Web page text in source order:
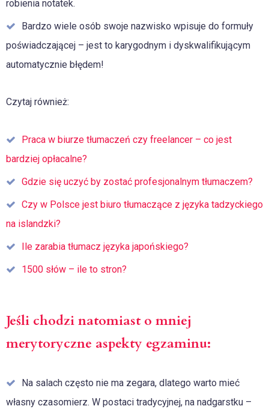
robienia notatek.
Bardzo wiele osób swoje nazwisko wpisuje do formuły
poświadczającej – jest to karygodnym i dyskwalifikującym
automatycznie błędem!
Czytaj również:
Praca w biurze tłumaczeń czy freelancer – co jest
bardziej opłacalne?
Gdzie się uczyć by zostać profesjonalnym tłumaczem?
Czy w Polsce jest biuro tłumaczące z języka tadzyckiego
na islandzki?
Ile zarabia tłumacz języka japońskiego?
1500 słów – ile to stron?
Jeśli chodzi natomiast o mniej
merytoryczne aspekty egzaminu:
Na salach często nie ma zegara, dlatego warto mieć
własny czasomierz. W postaci tradycyjnej, na nadgarstku –